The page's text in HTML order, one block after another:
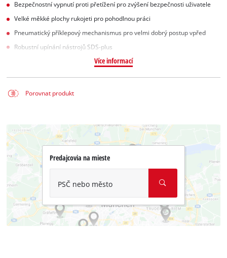
Bezpečnostní vypnutí proti přetížení pro zvýšení bezpečnosti uživatele
Velké měkké plochy rukojeti pro pohodlnou práci
Pneumatický příklepový mechanismus pro velmi dobrý postup vpřed
Robustní upínání nástrojů SDS-plus
Více informací
Porovnat produkt
Predajcovia na mieste
PSČ nebo město